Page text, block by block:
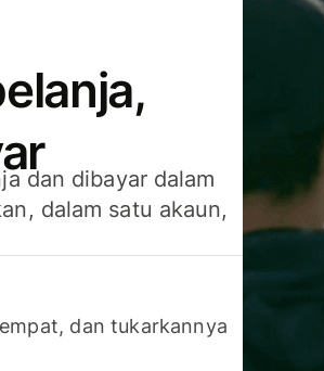
dan dibayar dalam
dalam satu akaun,
dan tukarkannya